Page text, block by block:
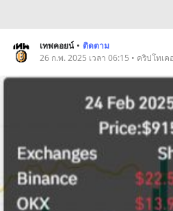
เทพคอยน์ • ติดตาม
26 ก.พ. 2025 เวลา 06:15 • คริปโทเค